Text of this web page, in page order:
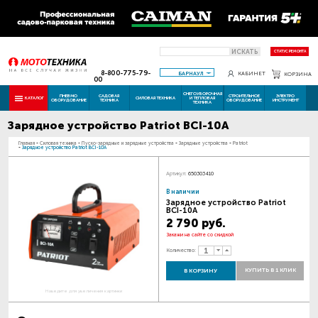
ИСКАТЬ СТАТУС РЕМОНТА
8-800-775-79-
00
БАРНАУЛ КАБИНЕТ КОРЗИНА
КАТАЛОГ ПНЕВМО
ОБОРУДОВАНИЕ
САДОВАЯ
ТЕХНИКА СИЛОВАЯ ТЕХНИКА
СНЕГОУБОРОЧНАЯ
И ТЕПЛОВАЯ
ТЕХНИКА
СТРОИТЕЛЬНОЕ
ОБОРУДОВАНИЕ
ЭЛЕКТРО
ИНСТРУМЕНТ
Зарядное устройство Patriot BCI-10A
Главная - Силовая техника - Пуско-зарядные и зарядные устройства - Зарядные устройства - Patriot
- Зарядное устройство Patriot BCI-10A
Наведите для увеличения картинки
Артикул: 650303410
В наличии
Зарядное устройство Patriot
BCI-10A
2 790 руб.
Закажи на сайте со скидкой
Количество:
В КОРЗИНУ КУПИТЬ В 1 КЛИК